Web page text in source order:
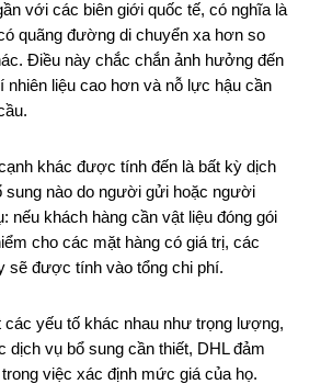
với các biên giới quốc tế, có nghĩa là
quãng đường di chuyển xa hơn so
Điều này chắc chắn ảnh hưởng đến
nhiên liệu cao hơn và nỗ lực hậu cần
khác được tính đến là bất kỳ dịch
sung nào do người gửi hoặc người
nếu khách hàng cần vật liệu đóng gói
cho các mặt hàng có giá trị, các
sẽ được tính vào tổng chi phí.
các yếu tố khác nhau như trọng lượng,
dịch vụ bổ sung cần thiết, DHL đảm
việc xác định mức giá của họ.